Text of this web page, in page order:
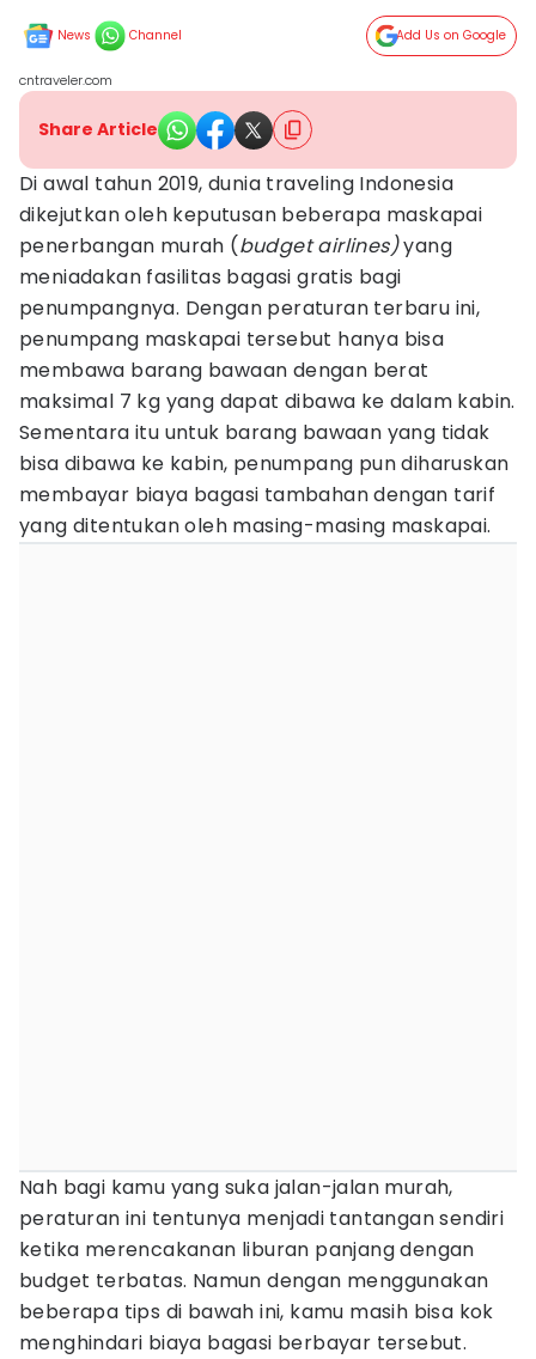
News Channel Add Us on Google
cntraveler.com
Share Article
Di awal tahun 2019, dunia traveling Indonesia
dikejutkan oleh keputusan beberapa maskapai
penerbangan murah (budget airlines)yang
meniadakan fasilitas bagasi gratis bagi
penumpangnya. Dengan peraturan terbaru ini,
penumpang maskapai tersebut hanya bisa
membawa barang bawaan dengan berat
maksimal 7 kg yang dapat dibawa ke dalam kabin.
Sementara itu untuk barang bawaan yang tidak
bisa dibawa ke kabin, penumpang pun diharuskan
membayar biaya bagasi tambahan dengan tarif
yang ditentukan oleh masing-masing maskapai.
Nah bagi kamu yang suka jalan-jalan murah,
peraturan ini tentunya menjadi tantangan sendiri
ketika merencakanan liburan panjang dengan
budget terbatas. Namun dengan menggunakan
beberapa tips di bawah ini, kamu masih bisa kok
menghindari biaya bagasi berbayar tersebut.